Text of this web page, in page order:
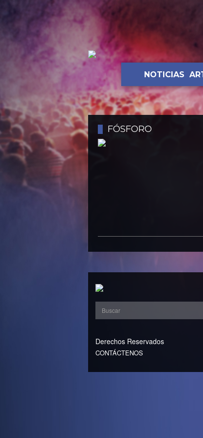
NOTICIAS
FÓSFORO
Derechos Reservados
CONTÁCTENOS